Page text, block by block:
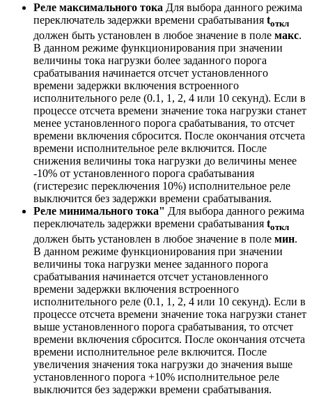
Реле максимального тока Для выбора данного режима
переключатель задержки времени срабатывания tоткл
должен быть установлен в любое значение в поле макс.
В данном режиме функционирования при значении
величины тока нагрузки более заданного порога
срабатывания начинается отсчет установленного
времени задержки включения встроенного
исполнительного реле (0.1, 1, 2, 4 или 10 секунд). Если в
процессе отсчета времени значение тока нагрузки станет
менее установленного порога срабатывания, то отсчет
времени включения сбросится. После окончания отсчета
времени исполнительное реле включится. После
снижения величины тока нагрузки до величины менее
-10% от установленного порога срабатывания
(гистерезис переключения 10%) исполнительное реле
выключится без задержки времени срабатывания.
Реле минимального тока" Для выбора данного режима
переключатель задержки времени срабатывания tоткл
должен быть установлен в любое значение в поле мин.
В данном режиме функционирования при значении
величины тока нагрузки менее заданного порога
срабатывания начинается отсчет установленного
времени задержки включения встроенного
исполнительного реле (0.1, 1, 2, 4 или 10 секунд). Если в
процессе отсчета времени значение тока нагрузки станет
выше установленного порога срабатывания, то отсчет
времени включения сбросится. После окончания отсчета
времени исполнительное реле включится. После
увеличения значения тока нагрузки до значения выше
установленного порога +10% исполнительное реле
выключится без задержки времени срабатывания.